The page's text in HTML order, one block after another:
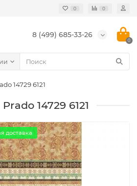
0 0
8 (499) 685-33-26
0
14729 6121
14729 6121
доставка